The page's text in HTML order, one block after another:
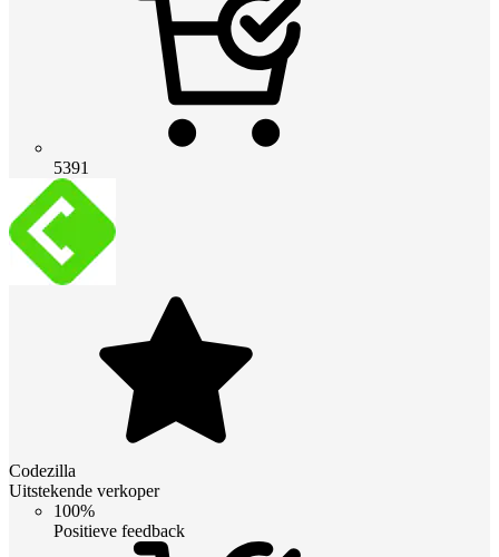
5391
Codezilla
Uitstekende verkoper
100%
Positieve feedback